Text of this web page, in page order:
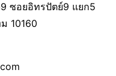
ซอยอิทรปัตย์9 แยก5
10160